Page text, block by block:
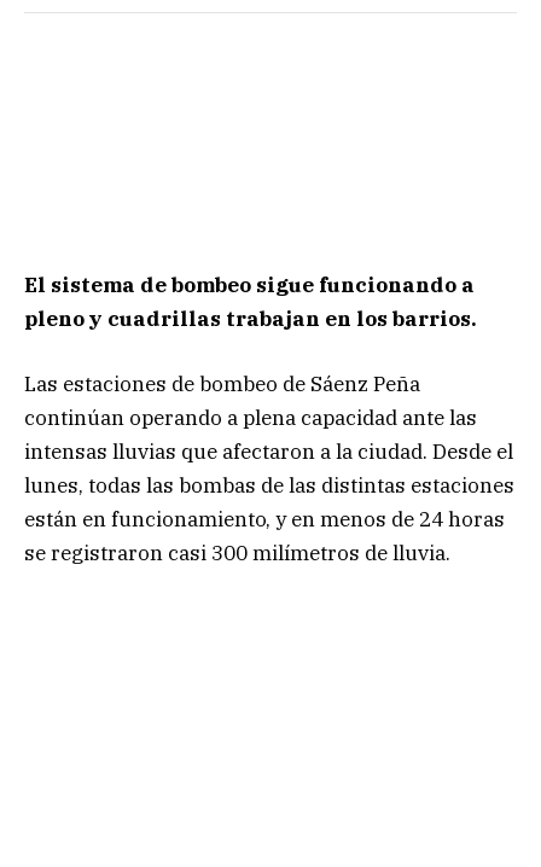
El sistema de bombeo sigue funcionando a
pleno y cuadrillas trabajan en los barrios.
Las estaciones de bombeo de Sáenz Peña
continúan operando a plena capacidad ante las
intensas lluvias que afectaron a la ciudad. Desde el
lunes, todas las bombas de las distintas estaciones
están en funcionamiento, y en menos de 24 horas
se registraron casi 300 milímetros de lluvia.